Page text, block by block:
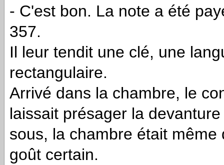
- C'est bon. La note a été
357.
Il leur tendit une clé, une
rectangulaire.
Arrivé dans la chambre, le
laissait présager la
sous, la chambre était
goût certain.